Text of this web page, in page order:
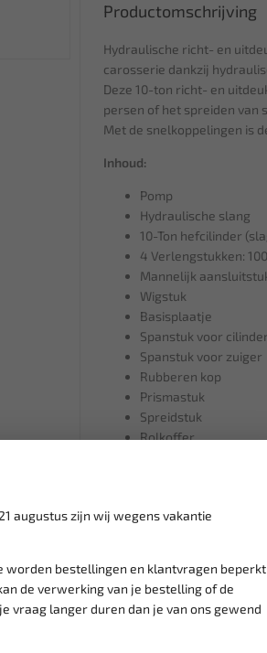
augustus zijn wij wegens vakantie
worden bestellingen en klantvragen beperkt
de verwerking van je bestelling of de
vraag langer duren dan je van ons gewend
Productomschrijving
Hydraulische richt- en
carosserie dankzij
Deze 10-ton richt- en
persen of het spreiden van
Met de snelkoppelingen is
Inhoud:
Pomp
Hydraulische slang
10-Ton hefcilinder
4 Verlengstukken:
Mannelijk
Wigstuk
Basisplaatje
Spanstuk voor cilinder
Spanstuk voor zuiger
Rubberen kop
Prismastuk
Spreidstuk
Rolkoffer
Klantenservice,
gemiddeld
Groot assortiment,
Lage verzendkosten NL
vanaf € 75gratis